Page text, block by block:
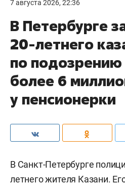
7 августа 2026, 22:36
В Петербурге
20-летнего
по
более 6
у пенсионерки
В Санкт-Петербурге
летнего жителя Казани.